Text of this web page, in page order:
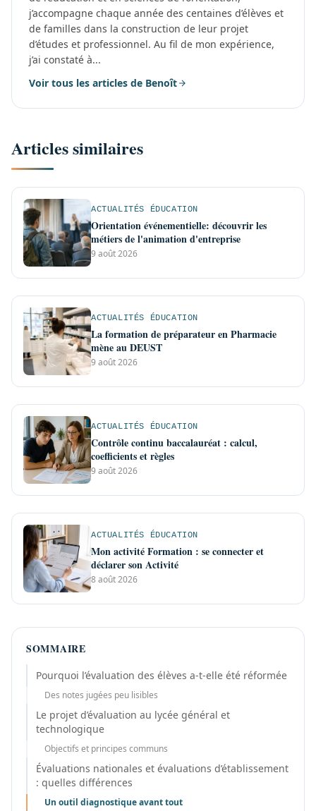
j’accompagne chaque année des centaines d’élèves et
de familles dans la construction de leur projet
d’études et professionnel. Au fil de mon expérience,
j’ai constaté à...
Voir tous les articles de Benoît
Articles similaires
ACTUALITÉS ÉDUCATION
Orientation événementielle: découvrir les
métiers de l'animation d'entreprise
9 août 2026
ACTUALITÉS ÉDUCATION
La formation de préparateur en Pharmacie
mène au DEUST
9 août 2026
ACTUALITÉS ÉDUCATION
Contrôle continu baccalauréat : calcul,
coefficients et règles
9 août 2026
ACTUALITÉS ÉDUCATION
Mon activité Formation : se connecter et
déclarer son Activité
8 août 2026
SOMMAIRE
Pourquoi l’évaluation des élèves a-t-elle été réformée
Des notes jugées peu lisibles
Le projet d’évaluation au lycée général et
technologique
Objectifs et principes communs
Évaluations nationales et évaluations d’établissement
: quelles différences
Un outil diagnostique avant tout